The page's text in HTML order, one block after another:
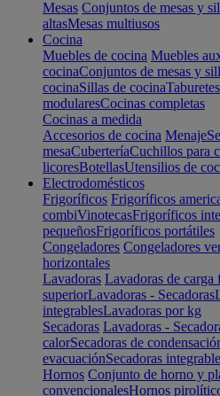
Mesas Conjuntos de mesas y
altasMesas multiusos
Cocina
Muebles de cocina Muebles
cocinaConjuntos de mesas y
cocinaSillas de cocina
modularesCocinas completas
Cocinas a medida
Accesorios de cocina Menaje
mesaCuberteríaCuchillos para
licoresBotellasUtensilios de
Electrodomésticos
Frigoríficos Frigoríficos
combiVinotecasFrigoríficos
pequeñosFrigoríficos portátiles
Congeladores Congeladores
horizontales
Lavadoras Lavadoras de carga
superiorLavadoras - Secadoras
integrablesLavadoras por kg
Secadoras Lavadoras -
calorSecadoras de
evacuaciónSecadoras
Hornos Conjunto de horno y
convencionalesHornos